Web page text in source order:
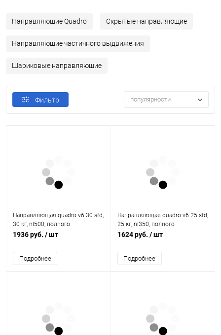
Направляющие Quadro Скрытые направляющие
Направляющие частичного выдвижения
Шариковые направляющие
Фильтр популярности
Направляющая quadro v6 30 sfd,
30 кг, nl500, полного
выдвижения, eb20, левая
1936 руб. / шт
Подробнее
Направляющая quadro v6 25 sfd,
25 кг, nl350, полного
выдвижения, eb20, левая
1624 руб. / шт
Подробнее